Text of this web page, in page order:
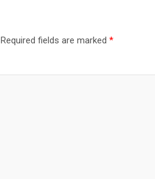
Required fields are marked *